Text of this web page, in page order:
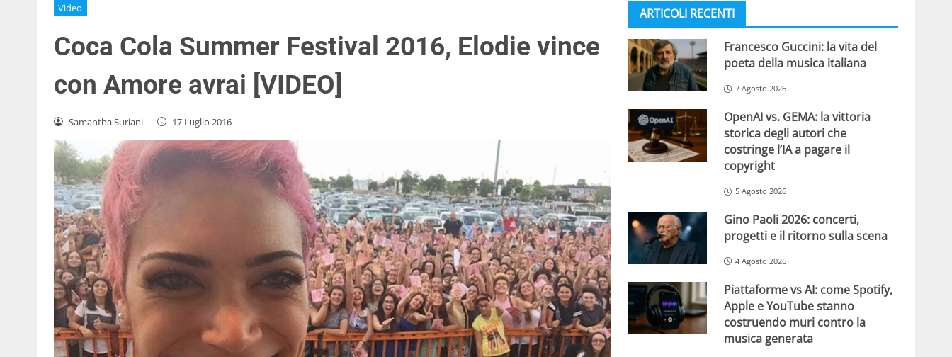
Video
Coca Cola Summer Festival 2016, Elodie vince
con Amore avrai [VIDEO]
Samantha Suriani - 17 Luglio 2016
ARTICOLI RECENTI
Francesco Guccini: la vita del
poeta della musica italiana
7 Agosto 2026
OpenAI vs. GEMA: la vittoria
storica degli autori che
costringe l’IA a pagare il
copyright
5 Agosto 2026
Gino Paoli 2026: concerti,
progetti e il ritorno sulla scena
4 Agosto 2026
Piattaforme vs AI: come Spotify,
Apple e YouTube stanno
costruendo muri contro la
musica generata